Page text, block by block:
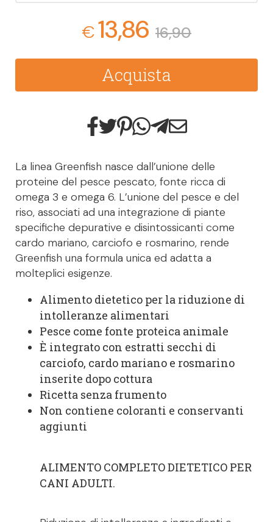
€13,86 16,90
Acquista
La linea Greenfish nasce dall’unione delle
proteine del pesce pescato, fonte ricca di
omega 3 e omega 6. L’unione del pesce e del
riso, associati ad una integrazione di piante
specifiche depurative e disintossicanti come
cardo mariano, carciofo e rosmarino, rende
Greenfish una formula unica ed adatta a
molteplici esigenze.
Alimento dietetico per la riduzione di
intolleranze alimentari
Pesce come fonte proteica animale
È integrato con estratti secchi di
carciofo, cardo mariano e rosmarino
inserite dopo cottura
Ricetta senza frumento
Non contiene coloranti e conservanti
aggiunti
ALIMENTO COMPLETO DIETETICO PER
CANI ADULTI.